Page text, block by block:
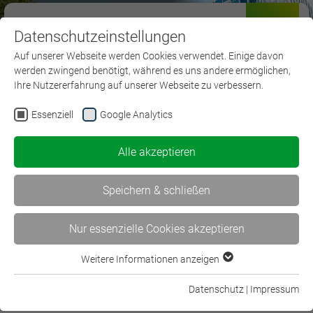
Bildungsverband
Datenschutzeinstellungen
Auf unserer Webseite werden Cookies verwendet. Einige davon
werden zwingend benötigt, während es uns andere ermöglichen,
Ihre Nutzererfahrung auf unserer Webseite zu verbessern.
Essenziell Google Analytics
Alle akzeptieren
Speichern & schließen
Nur essenzielle Cookies akzeptieren
Essenzielle Cookies werden für grundlegende Funktionen der
Weitere Informationen anzeigen
Datenschutz | Impressum